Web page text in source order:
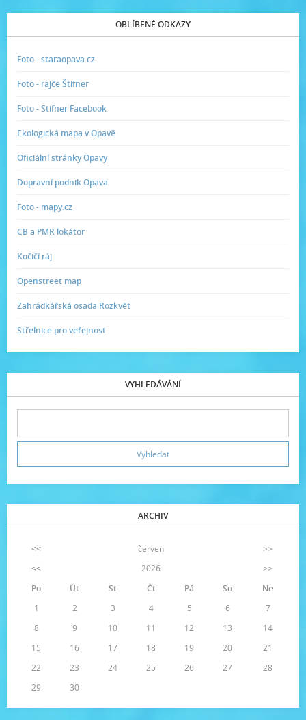
OBLÍBENÉ ODKAZY
Foto - staraopava.cz
Foto - rajče Štifner
Foto - Stifner Facebook
Ekologická mapa v Opavě
Oficiální stránky Opavy
Dopravní podnik Opava
Foto - mapy.cz
CB a PMR lokátor
Kočičí ráj
Openstreet map
Zahrádkářská osada Rozkvět
Střelnice pro veřejnost
VYHLEDÁVÁNÍ
ARCHIV
<< červen
>>
<<
2026
>>
Po
Út St Čt Pá So
Ne
1
2 3 4 5 6
7
8
9 10 11 12 13
14
15
16 17 18 19 20
21
22
23 24 25 26 27
28
29
30